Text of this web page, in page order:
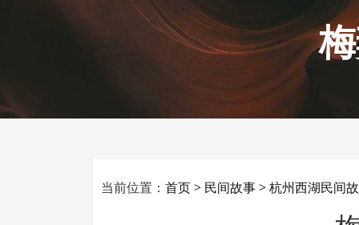
当前位置： 首页> 民间故事>杭州西湖民间